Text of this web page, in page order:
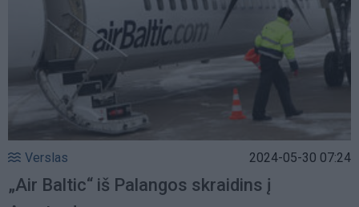
Verslas 2024-05-30 07:24
„Air Baltic“ iš Palangos skraidins į